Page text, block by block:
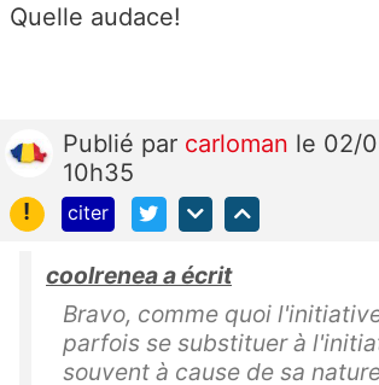
Quelle audace!
Publié par carloman le 02/
10h35
!
citer
coolrenea a écrit
Bravo, comme quoi
parfois se substituer à
souvent à cause de sa